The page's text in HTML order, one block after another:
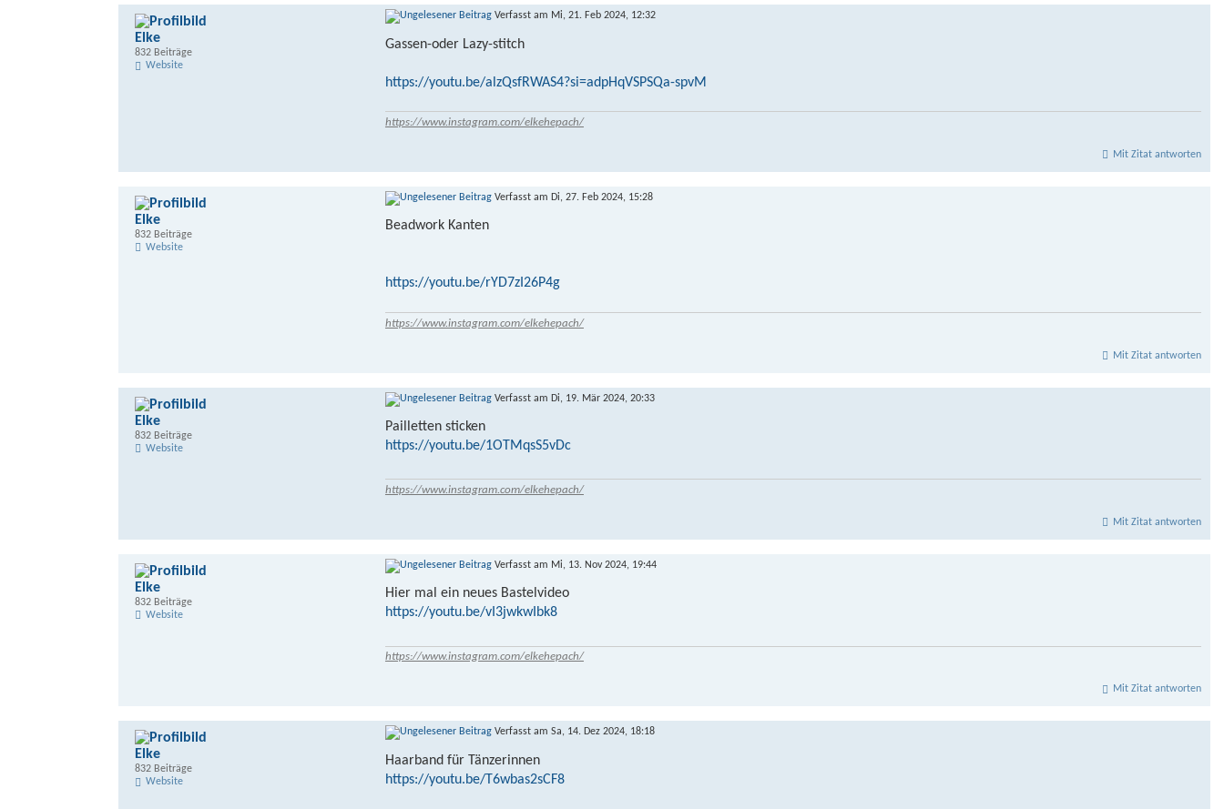
Verfasst am Mi, 21. Feb 2024, 12:32
Gassen-oder Lazy-stitch
https://youtu.be/alzQsfRWAS4?si=adpHqVSPSQa-spvM
https://www.instagram.com/elkehepach/
Mit Zitat antworten
Elke
832 Beiträge
Website
Verfasst am Di, 27. Feb 2024, 15:28
Beadwork Kanten
https://youtu.be/rYD7zI26P4g
https://www.instagram.com/elkehepach/
Mit Zitat antworten
Elke
832 Beiträge
Website
Verfasst am Di, 19. Mär 2024, 20:33
Pailletten sticken
https://youtu.be/1OTMqsS5vDc
https://www.instagram.com/elkehepach/
Mit Zitat antworten
Elke
832 Beiträge
Website
Verfasst am Mi, 13. Nov 2024, 19:44
Hier mal ein neues Bastelvideo
https://youtu.be/vI3jwkwIbk8
https://www.instagram.com/elkehepach/
Mit Zitat antworten
Elke
832 Beiträge
Website
Verfasst am Sa, 14. Dez 2024, 18:18
Haarband für Tänzerinnen
https://youtu.be/T6wbas2sCF8
Elke
832 Beiträge
Website